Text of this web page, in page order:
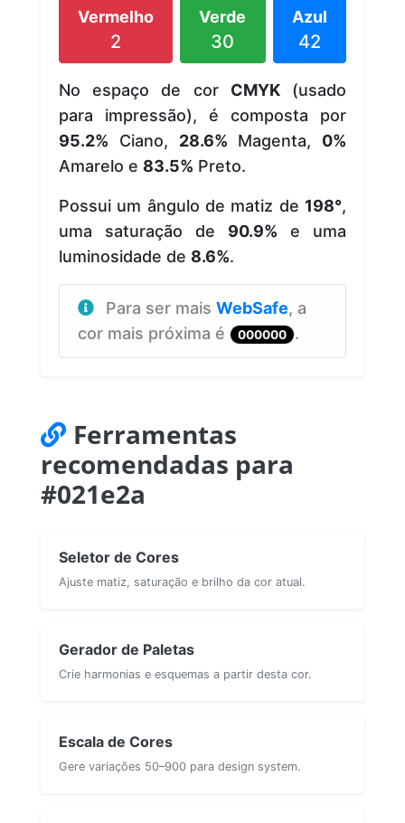
Vermelho
2
Verde
30
Azul
42
No espaço de cor CMYK(usado
para impressão), é composta por
95.2% Ciano, 28.6% Magenta, 0%
Amarelo e 83.5% Preto.
Possui um ângulo de matiz de 198°,
uma saturação de 90.9% e uma
luminosidade de 8.6%.
Para ser mais WebSafe, a
cor mais próxima é
000000 .
Ferramentas
recomendadas para
#021e2a
Seletor de Cores
Ajuste matiz, saturação e brilho da cor atual.
Gerador de Paletas
Crie harmonias e esquemas a partir desta cor.
Escala de Cores
Gere variações 50–900 para design system.